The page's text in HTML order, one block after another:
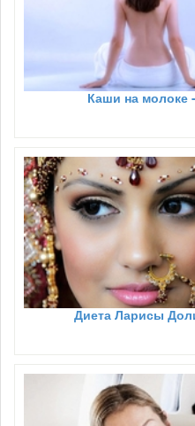
Каши на молоке
Диета Ларисы